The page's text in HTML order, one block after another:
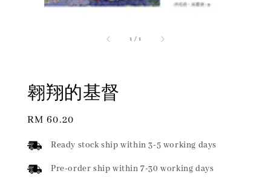
1 /1
翱翔的基督
Regular
RM 60.20
Ready stock ship within 3-5 working days
Pre-order ship within 7-30 working days